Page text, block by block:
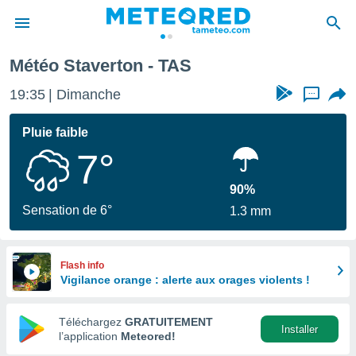
de
par
Météo Staverton - TAS
19:35 Dimanche ...
Pluie faible
7°
Sensation de 6°
90%
1.3 mm
Flash info
Vigilance orange : alerte aux orages violents !
Téléchargez GRATUITEMENT
l’application Meteored!
Installer